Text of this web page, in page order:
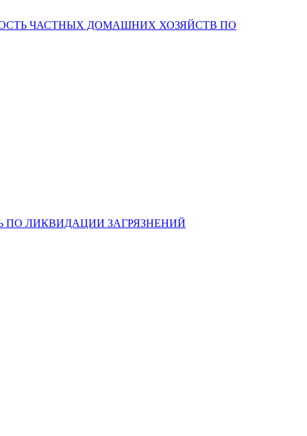
ЧАСТНЫХ ДОМАШНИХ ХОЗЯЙСТВ ПО
ПО ЛИКВИДАЦИИ ЗАГРЯЗНЕНИЙ